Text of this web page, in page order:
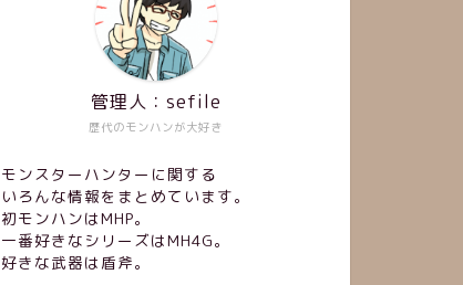
歴代のモンハンが大好き
管理人：sefile
モンスターハンターに関する
いろんな情報をまとめています。
初モンハンはMHP。
一番好きなシリーズはMH4G。
好きな武器は盾斧。